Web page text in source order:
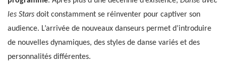
les Stars doit constamment se réinventer pour captiver son
audience. L’arrivée de nouveaux danseurs permet d’introduire
de nouvelles dynamiques, des styles de danse variés et des
personnalités différentes.